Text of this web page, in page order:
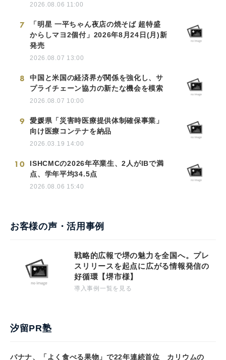
2026.08.06 11:00
7
「明星 一平ちゃん夜店の焼そば 超特盛
からしマヨ2個付」2026年8月24日(月)新
発売
2026.08.07 13:00
8
中国と米国の経済界が関係を強化し、サ
プライチェーン協力の新たな機会を模索
2026.08.07 10:00
9
愛媛県「災害時医療提供体制確保事業」
向け医療コンテナを納品
2026.03.19 14:00
10
ISHCMCの2026年卒業生、2人がIBで満
点、学年平均34.5点
2026.08.06 15:40
お客様の声・活用事例
戦略的広報で堺の魅力を全国へ。プレ
スリリースを起点に広がる情報発信の
好循環【堺市様】
導入事例一覧を見る
汐留PR塾
バナナ、「よく食べる果物」で22年連続首位 カリウムの